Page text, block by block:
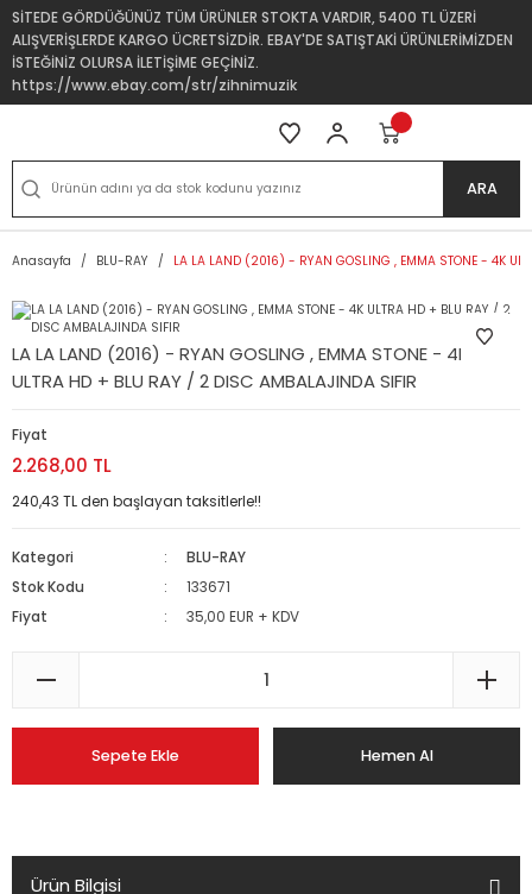
SİTEDE GÖRDÜĞÜNÜZ TÜM ÜRÜNLER STOKTA VARDIR, 5400 TL ÜZERİ
ALIŞVERİŞLERDE KARGO ÜCRETSİZDİR. EBAY'DE SATIŞTAKİ ÜRÜNLERİMİZDEN
İSTEĞİNİZ OLURSA İLETİŞİME GEÇİNİZ.
https://www.ebay.com/str/zihnimuzik
ARA
Anasayfa BLU-RAY LA LA LAND (2016) - RYAN GOSLING , EMMA STONE - 4K
LA LA LAND (2016) - RYAN GOSLING , EMMA STONE - 4K
ULTRA HD + BLU RAY / 2 DISC AMBALAJINDA SIFIR
Fiyat
2.268,00 TL
240,43 TL den başlayan taksitlerle!!
Kategori
BLU-RAY
Stok Kodu
133671
Fiyat
35,00 EUR + KDV
Sepete Ekle Hemen Al
Ürün Bilgisi